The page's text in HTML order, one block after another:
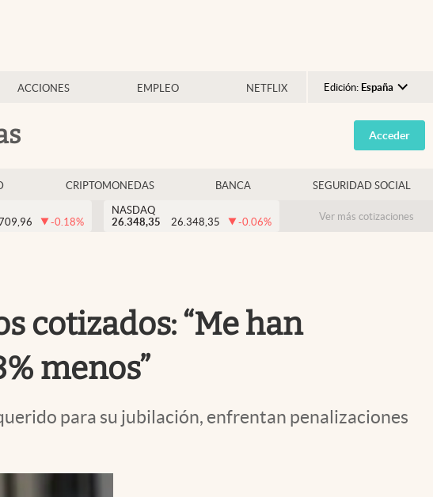
ACCIONES EMPLEO NETFLIX Edición: España
Argentina
España
USA
Colombia
Acceder
CRIPTOMONEDAS BANCA SEGURIDAD SOCIAL
-0.18%
NASDAQ
26.348,35
26.348,35 -0.06% Ver más cotizaciones
cotizados: “Me han
menos”
para su jubilación, enfrentan penalizaciones